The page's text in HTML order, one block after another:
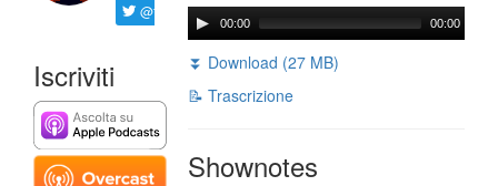
@ftrava
Iscriviti
00:00 00:00
⏬ Download (27 MB)
📝 Trascrizione
Shownotes